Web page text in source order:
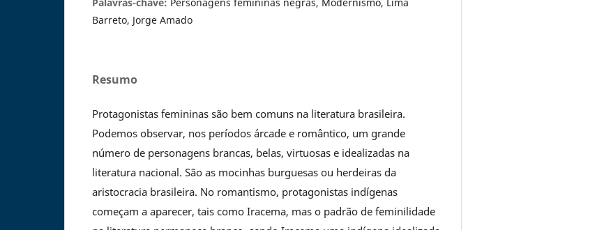
Barreto, Jorge Amado
Resumo
Protagonistas femininas são bem comuns na literatura brasileira.
Podemos observar, nos períodos árcade e romântico, um grande
número de personagens brancas, belas, virtuosas e idealizadas na
literatura nacional. São as mocinhas burguesas ou herdeiras da
aristocracia brasileira. No romantismo, protagonistas indígenas
começam a aparecer, tais como Iracema, mas o padrão de feminilidade